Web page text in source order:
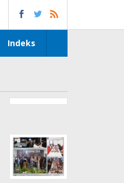
Indeks